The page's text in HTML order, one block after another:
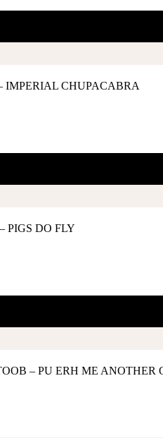
IMPERIAL CHUPACABRA
PIGS DO FLY
– PU ERH ME ANOTHER